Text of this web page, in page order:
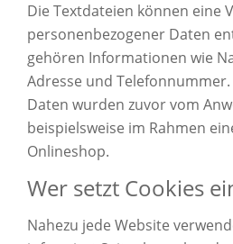
Die Textdateien können eine
personenbezogener Daten
gehören Informationen wie
Adresse und
Daten wurden zuvor vom
beispielsweise im Rahmen
Onlineshop.
Wer setzt Cookies
Nahezu jede Website